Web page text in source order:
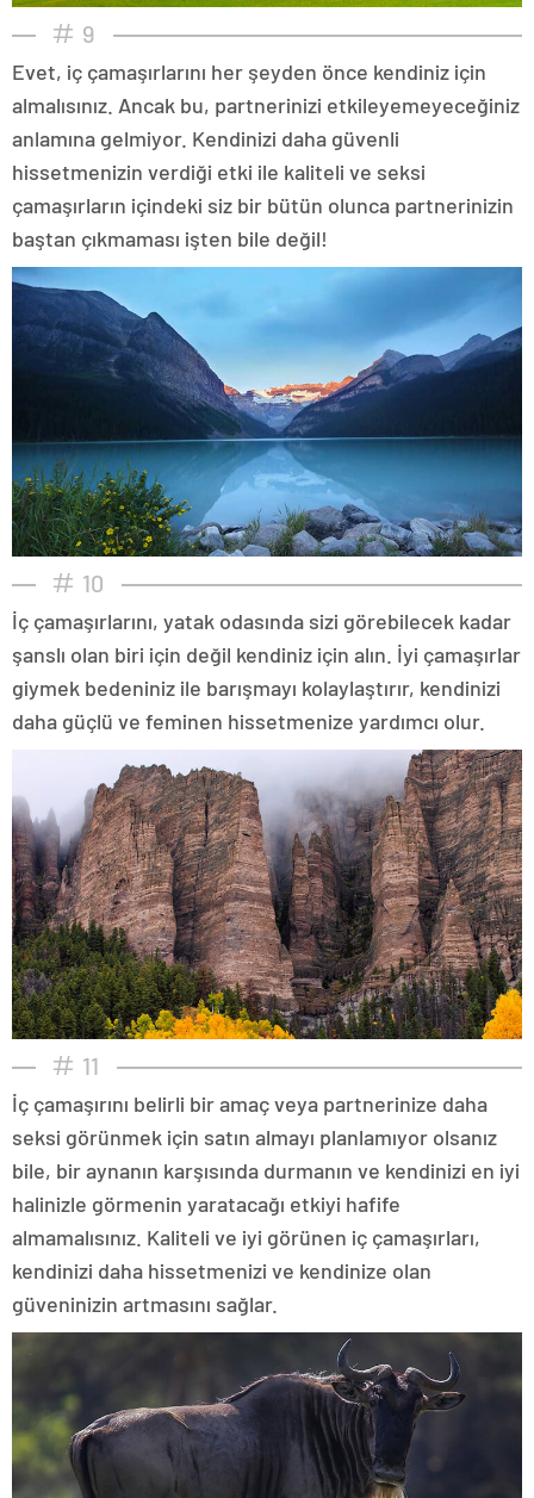
9
Evet, iç çamaşırlarını her şeyden önce kendiniz için
almalısınız. Ancak bu, partnerinizi etkileyemeyeceğiniz
anlamına gelmiyor. Kendinizi daha güvenli
hissetmenizin verdiği etki ile kaliteli ve seksi
çamaşırların içindeki siz bir bütün olunca partnerinizin
baştan çıkmaması işten bile değil!
10
İç çamaşırlarını, yatak odasında sizi görebilecek kadar
şanslı olan biri için değil kendiniz için alın. İyi çamaşırlar
giymek bedeniniz ile barışmayı kolaylaştırır, kendinizi
daha güçlü ve feminen hissetmenize yardımcı olur.
11
İç çamaşırını belirli bir amaç veya partnerinize daha
seksi görünmek için satın almayı planlamıyor olsanız
bile, bir aynanın karşısında durmanın ve kendinizi en iyi
halinizle görmenin yaratacağı etkiyi hafife
almamalısınız. Kaliteli ve iyi görünen iç çamaşırları,
kendinizi daha hissetmenizi ve kendinize olan
güveninizin artmasını sağlar.